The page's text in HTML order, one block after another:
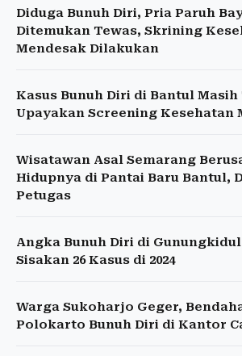
Diduga Bunuh Diri, Pria Paruh
Ditemukan Tewas, Skrining
Mendesak Dilakukan
Kasus Bunuh Diri di Bantul
Upayakan Screening Kesehatan
Wisatawan Asal Semarang
Hidupnya di Pantai Baru Bantul,
Petugas
Angka Bunuh Diri di
Sisakan 26 Kasus di 2024
Warga Sukoharjo Geger,
Polokarto Bunuh Diri di Kantor